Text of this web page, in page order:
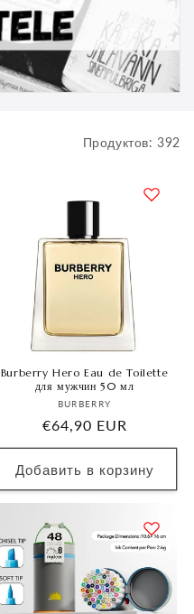
Продуктов: 392
Burberry Hero Eau de Toilette
для мужчин 50 мл
Продавец:
BURBERRY
Обычная
цена
€64,90 EUR
Добавить в корзину